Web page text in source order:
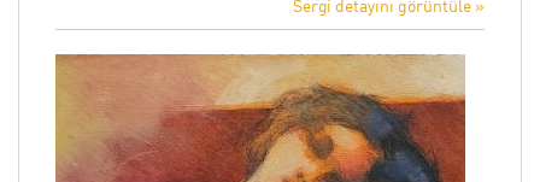
Sergi detayını görüntüle »